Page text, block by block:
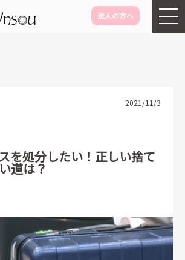
法人の方へ
2021/11/3
を処分したい！正しい捨て
道は？